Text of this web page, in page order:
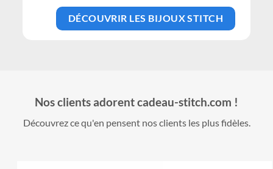
34,99 €.
DÉCOUVRIR LES BIJOUX STITCH
Nos clients adorent cadeau-stitch.com !
Découvrez ce qu'en pensent nos clients les plus fidèles.